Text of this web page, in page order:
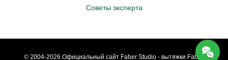
Советы эксперта
© 2004-2026 Официальный сайт Faber Studio - вытяжки Faber.